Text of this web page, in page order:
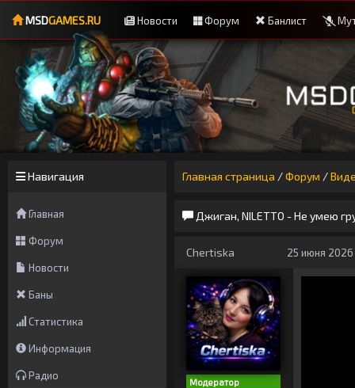
MSDGAMES.RU Новости Форум Банлист
Навигация
Главная
Форум
Новости
Баны
Статистика
Информация
Радио
Главная страница /Форум /
Джиган, NILETTO - Не умею
Chertiska 25 июня 2026
Модератор